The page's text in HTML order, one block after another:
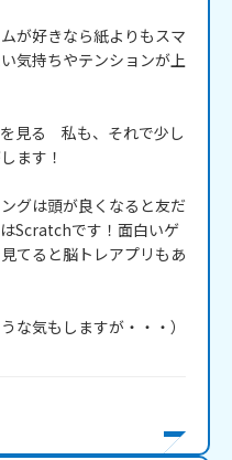
が好きなら紙よりもスマ
気持ちやテンションが上
見る　私も、それで少し
ます！
グは頭が良くなると友だ
Scratchです！面白いゲ
てると脳トレアプリもあ
な気もしますが・・・）